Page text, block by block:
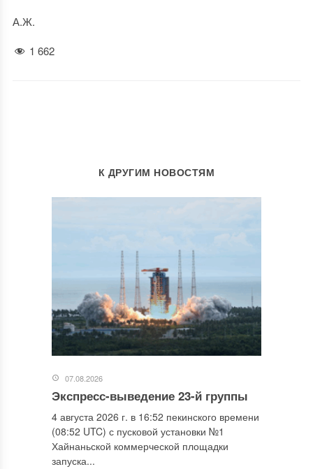
А.Ж.
1 662
К ДРУГИМ НОВОСТЯМ
07.08.2026
Экспресс-выведение 23-й группы
4 августа 2026 г. в 16:52 пекинского времени
(08:52 UTC) с пусковой установки №1
Хайнаньской коммерческой площадки
запуска...